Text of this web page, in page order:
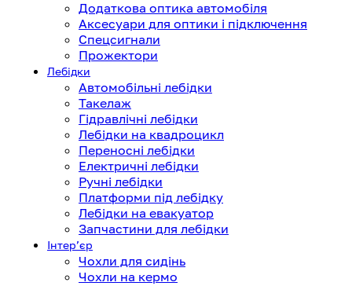
Додаткова оптика автомобіля
Аксесуари для оптики і підключення
Спецсигнали
Прожектори
Лебідки
Автомобільні лебідки
Такелаж
Гідравлічні лебідки
Лебідки на квадроцикл
Переносні лебідки
Електричні лебідки
Ручні лебідки
Платформи під лебідку
Лебідки на евакуатор
Запчастини для лебідки
Інтерʼєр
Чохли для сидінь
Чохли на кермо